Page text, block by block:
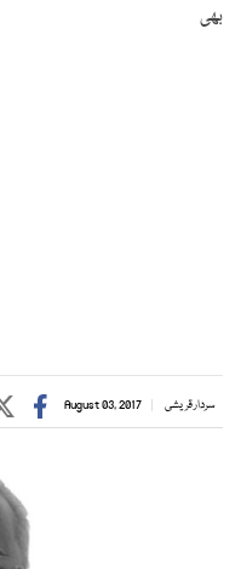
بھی
سردار قریشی August 03, 2017